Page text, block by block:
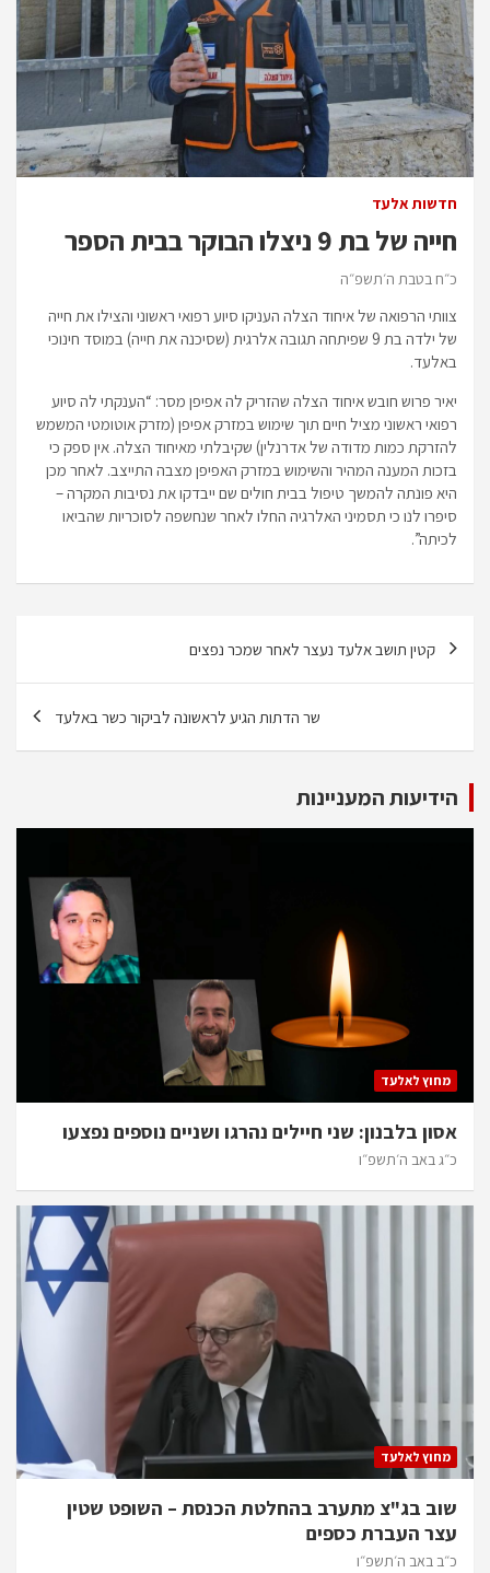
חדשות אלעד
חייה של בת 9 ניצלו הבוקר בבית הספר
כ״ח בטבת ה׳תשפ״ה
צוותי הרפואה של איחוד הצלה העניקו סיוע רפואי ראשוני והצילו את חייה
של ילדה בת 9 שפיתחה תגובה אלרגית (שסיכנה את חייה) במוסד חינוכי
באלעד.
יאיר פרוש חובש איחוד הצלה שהזריק לה אפיפן מסר: “הענקתי לה סיוע
רפואי ראשוני מציל חיים תוך שימוש במזרק אפיפן (מזרק אוטומטי המשמש
להזרקת כמות מדודה של אדרנלין) שקיבלתי מאיחוד הצלה. אין ספק כי
בזכות המענה המהיר והשימוש במזרק האפיפן מצבה התייצב. לאחר מכן
היא פונתה להמשך טיפול בבית חולים שם ייבדקו את נסיבות המקרה –
סיפרו לנו כי תסמיני האלרגיה החלו לאחר שנחשפה לסוכריות שהביאו
לכיתה”.
קטין תושב אלעד נעצר לאחר שמכר נפצים
שר הדתות הגיע לראשונה לביקור כשר באלעד
הידיעות המעניינות
מחוץ לאלעד
אסון בלבנון: שני חיילים נהרגו ושניים נוספים נפצעו
כ״ג באב ה׳תשפ״ו
מחוץ לאלעד
שוב בג"צ מתערב בהחלטת הכנסת – השופט שטין
עצר העברת כספים
כ״ב באב ה׳תשפ״ו